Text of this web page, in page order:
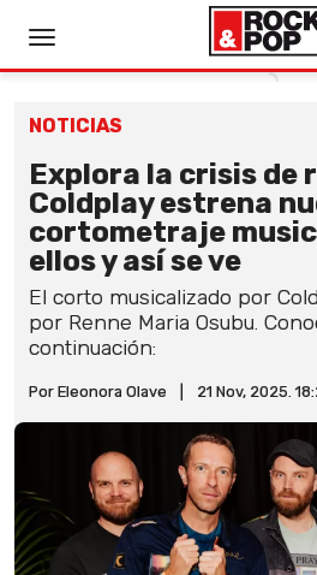
NOTICIAS
Explora la crisis de
Coldplay estrena
cortometraje
ellos y así se ve
El corto musicalizado por
por Renne Maria Osubu.
continuación:
Por Eleonora Olave 21 Nov, 2025.